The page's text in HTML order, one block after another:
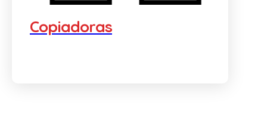
Copiadoras